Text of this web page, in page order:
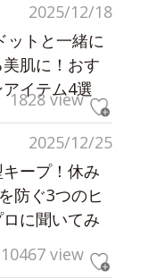
2025/12/18
ットと一緒に
肌に！おす
イテム4選
1828 view
2025/12/25
ープ！休み
防ぐ3つのヒ
に聞いてみ
10467 view